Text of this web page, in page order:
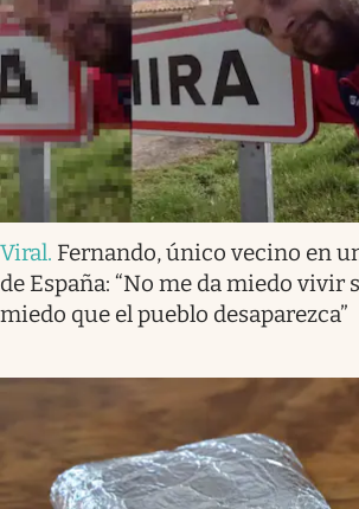
Viral. Fernando, único vecino en
de España: “No me da miedo vivir
miedo que el pueblo desaparezca”